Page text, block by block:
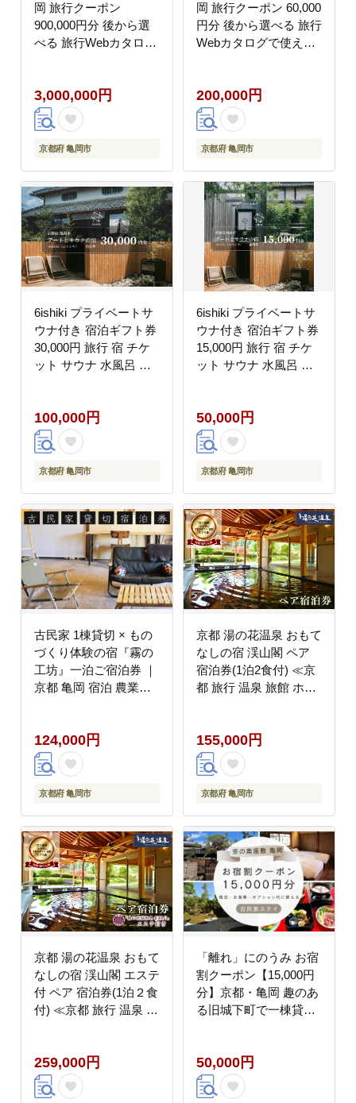
岡 旅行クーポン
900,000円分 後から選
べる 旅行Webカタログ
家族 ギフト 宿 旅館 ホ
テル 老舗 予約 トラベ
ル 旅行券 宿泊券
3,000,000円
京都府 亀岡市
岡 旅行クーポン 60,000
円分 後から選べる 旅行
Webカタログで使える!
ト 宿 旅館 ホテル 老舗
予約 トラベル 旅行券
宿泊券
200,000円
京都府 亀岡市
6ishiki プライベートサ
ウナ付き 宿泊ギフト券
30,000円 旅行 宿 チケ
ット サウナ 水風呂 貸
100,000円
京都府 亀岡市
6ishiki プライベートサ
ウナ付き 宿泊ギフト券
15,000円 旅行 宿 チケ
ット サウナ 水風呂 貸
50,000円
京都府 亀岡市
古民家 1棟貸切 × もの
づくり体験の宿『霧の
工坊』一泊ご宿泊券 ｜
京都 亀岡 宿泊 農業体
124,000円
京都府 亀岡市
京都 湯の花温泉 おもて
なしの宿 渓山閣 ペア
宿泊券(1泊2食付) ≪京
都 旅行 温泉 旅館 ホテ
155,000円
京都府 亀岡市
京都 湯の花温泉 おもて
なしの宿 渓山閣 エステ
付 ペア 宿泊券(1泊２食
付) ≪京都 旅行 温泉 旅
旅行券≫
259,000円
「離れ」にのうみ お宿
割クーポン【15,000円
分】京都・亀岡 趣のあ
る旧城下町で一棟貸し
定不可
50,000円